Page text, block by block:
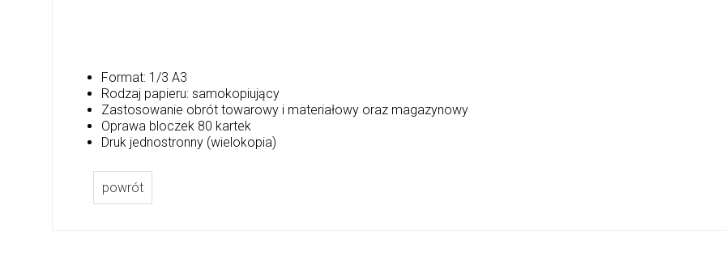
Format: 1/3 A3
Rodzaj papieru: samokopiujący
Zastosowanie obrót towarowy i materiałowy oraz magazynowy
Oprawa bloczek 80 kartek
Druk jednostronny (wielokopia)
powrót